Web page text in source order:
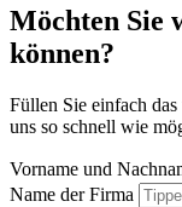
Möchten Sie
können?
Füllen Sie einfach
uns so schnell wie
Vorname und
Name der Firma